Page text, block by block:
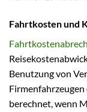
Fahrtkosten und
Benutzung von
berechnet, wenn